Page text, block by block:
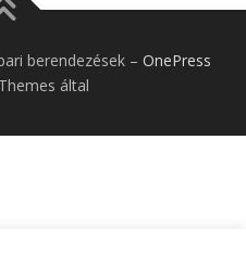
berendezések – OnePress
által